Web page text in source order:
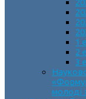
1
2
3
молоді